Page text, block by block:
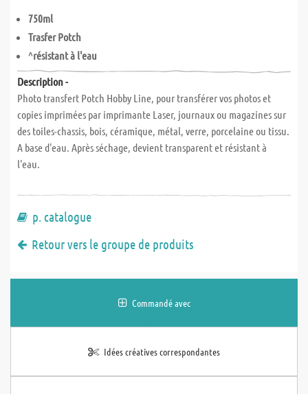
750ml
Trasfer Potch
^résistant à l'eau
Description -
Photo transfert Potch Hobby Line, pour transférer vos photos et
copies imprimées par imprimante Laser, journaux ou magazines sur
des toiles-chassis, bois, céramique, métal, verre, porcelaine ou tissu.
A base d'eau. Après séchage, devient transparent et résistant à
l'eau.
p. catalogue
Retour vers le groupe de produits
Commandé avec
Idées créatives correspondantes